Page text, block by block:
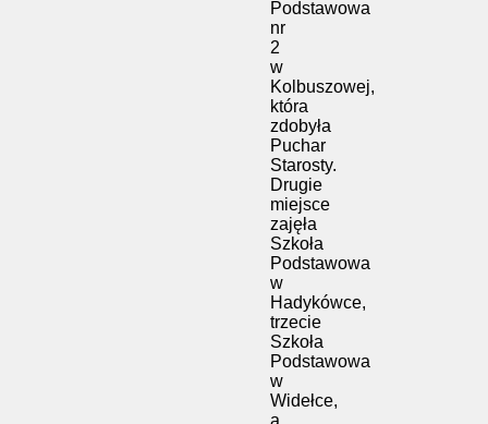
Podstawowa
nr
2
w
Kolbuszowej,
która
zdobyła
Puchar
Starosty.
Drugie
miejsce
zajęła
Szkoła
Podstawowa
w
Hadykówce,
trzecie
Szkoła
Podstawowa
w
Widełce,
a